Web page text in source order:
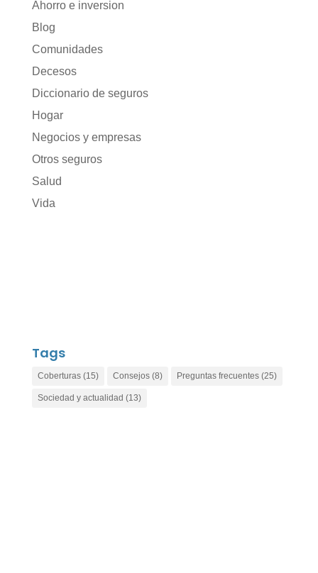
Ahorro e inversion
Blog
Comunidades
Decesos
Diccionario de seguros
Hogar
Negocios y empresas
Otros seguros
Salud
Vida
Tags
Coberturas(15) Consejos(8) Preguntas frecuentes(25)
Sociedad y actualidad (13)